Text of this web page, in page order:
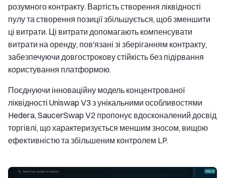
розумного контракту. Вартість створення ліквідності
пулу та створення позиції збільшується, щоб зменшити
ці витрати. Ці витрати допомагають компенсувати
витрати на оренду, пов'язані зі зберіганням контракту,
забезпечуючи довгострокову стійкість без підірвання
користування платформою.
Поєднуючи інноваційну модель концентрованої
ліквідності Uniswap V3 з унікальними особливостями
Hedera, SaucerSwap V2 пропонує вдосконалений досвід
торгівлі, що характеризується меншим зносом, вищою
ефективністю та збільшеним контролем LP.